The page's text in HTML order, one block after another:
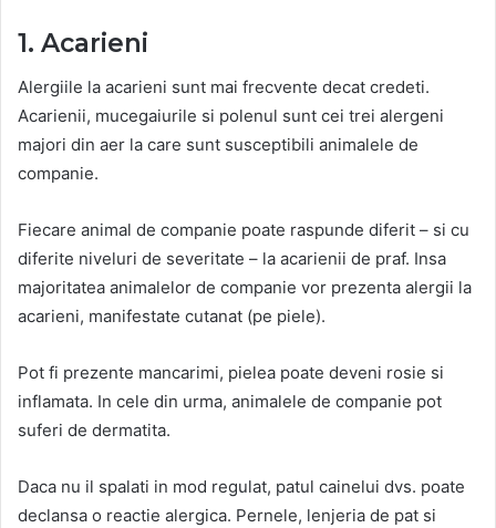
1. Acarieni
Alergiile la acarieni sunt mai frecvente decat credeti.
Acarienii, mucegaiurile si polenul sunt cei trei alergeni
majori din aer la care sunt susceptibili animalele de
companie.
Fiecare animal de companie poate raspunde diferit – si cu
diferite niveluri de severitate – la acarienii de praf. Insa
majoritatea animalelor de companie vor prezenta alergii la
acarieni, manifestate cutanat (pe piele).
Pot fi prezente mancarimi, pielea poate deveni rosie si
inflamata. In cele din urma, animalele de companie pot
suferi de dermatita.
Daca nu il spalati in mod regulat, patul cainelui dvs. poate
declansa o reactie alergica. Pernele, lenjeria de pat si